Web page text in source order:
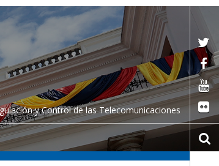
y Control de las Telecomunicaciones